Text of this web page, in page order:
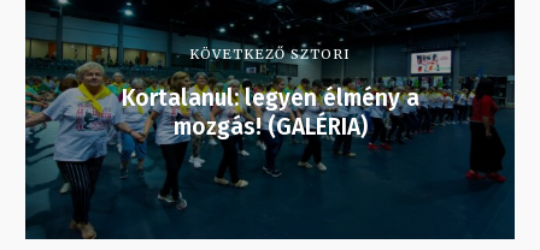
KÖVETKEZŐ SZTORI
Kortalanul: legyen élmény a
mozgás! (GALÉRIA)